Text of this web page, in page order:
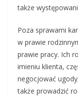
także
Poza sprawami
w prawie
prawie pracy. Ich
imieniu klienta,
negocjować
także prowadzić